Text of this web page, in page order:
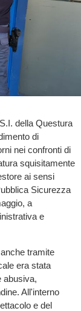
della Questura
di
nei confronti di
squisitamente
ai sensi
Sicurezza
a
e
tramite
era stata
abusiva,
All'interno
e del